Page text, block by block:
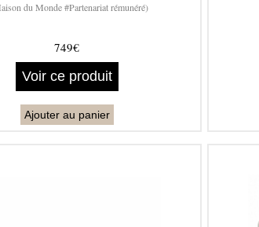
du Monde #Partenariat rémunéré)
749€
Voir ce produit
Ajouter au panier